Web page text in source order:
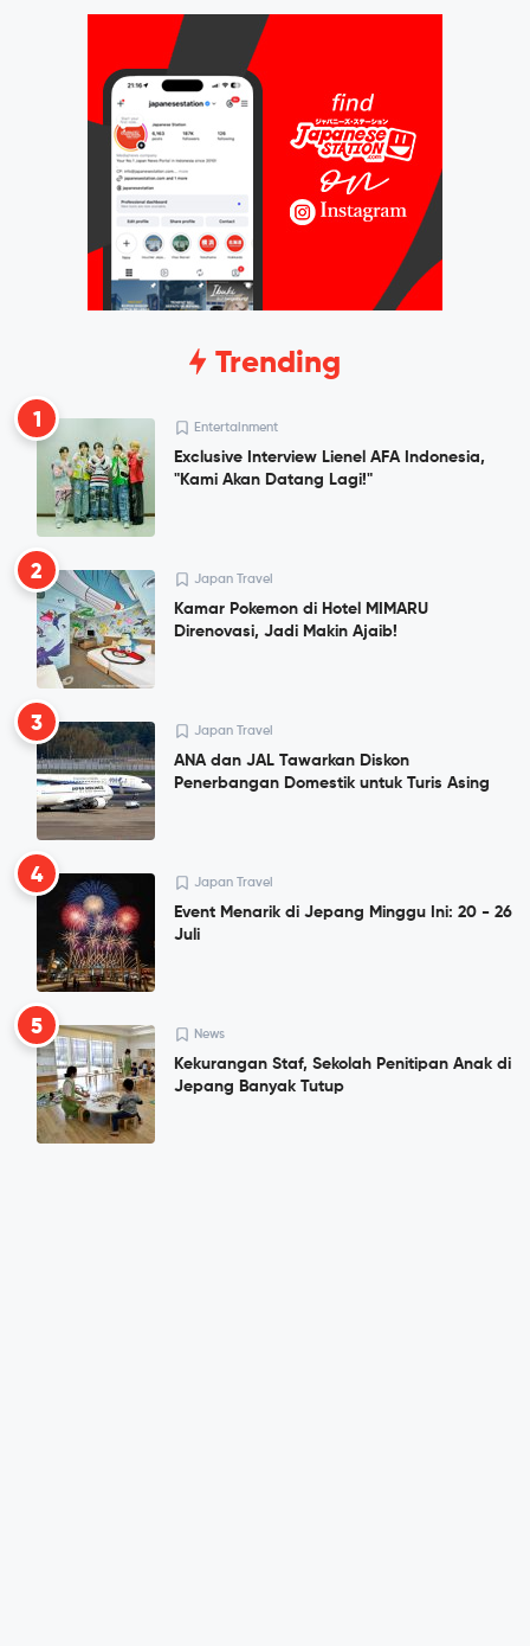
Trending
1 Entertainment
Exclusive Interview Lienel AFA Indonesia,
"Kami Akan Datang Lagi!"
2 Japan Travel
Kamar Pokemon di Hotel MIMARU
Direnovasi, Jadi Makin Ajaib!
3 Japan Travel
ANA dan JAL Tawarkan Diskon
Penerbangan Domestik untuk Turis Asing
4 Japan Travel
Event Menarik di Jepang Minggu Ini: 20 - 26
Juli
5 News
Kekurangan Staf, Sekolah Penitipan Anak di
Jepang Banyak Tutup